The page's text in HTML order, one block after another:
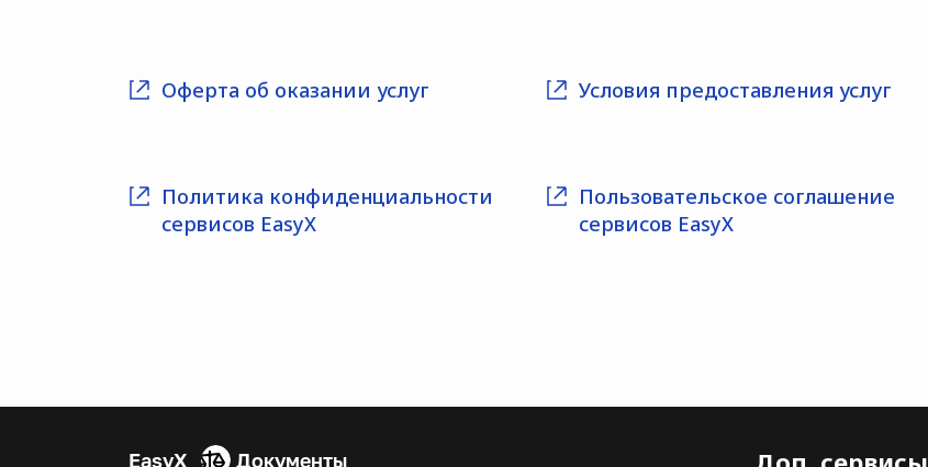
Оферта об оказании услуг Условия предоставления услуг
Политика конфиденциальности
сервисов EasyX
Пользовательское соглашение
сервисов EasyX
EasyX Документы